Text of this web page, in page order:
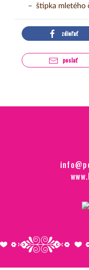
štipka mletého
zdieľať
poslať